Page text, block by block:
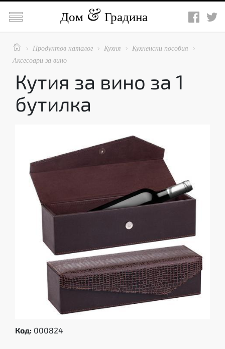
 Дом Градина
  Продуктов каталог  Кухня  Кухненски пособия 
Аксесоари за вино
Кутия за вино за 1
бутилка
Код: 000824